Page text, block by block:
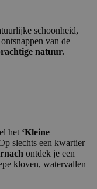
schoonheid,
van de
natuur.
het ‘Kleine
slechts een kwartier
ontdek je een
kloven, watervallen